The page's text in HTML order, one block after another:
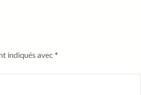
indiqués avec *